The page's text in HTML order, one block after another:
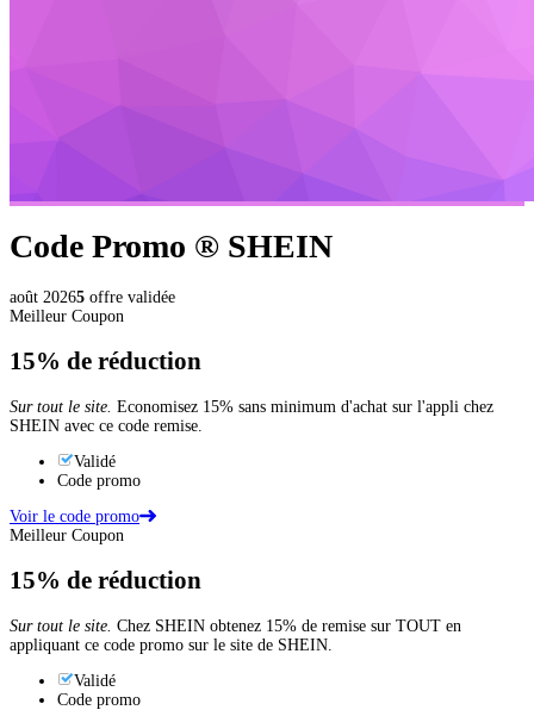
Code Promo ® SHEIN
août 20265 offre validée
Meilleur Coupon
15% de réduction
Sur tout le site. Economisez 15% sans minimum d'achat sur l'appli chez
SHEIN avec ce code remise.
Validé
Code promo
Voir le code promo
Meilleur Coupon
15% de réduction
Sur tout le site. Chez SHEIN obtenez 15% de remise sur TOUT en
appliquant ce code promo sur le site de SHEIN.
Validé
Code promo